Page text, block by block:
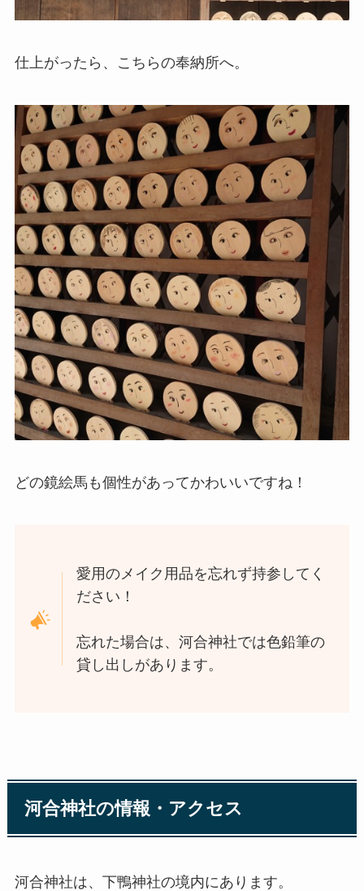
仕上がったら、こちらの奉納所へ。
どの鏡絵馬も個性があってかわいいですね！
愛用のメイク用品を忘れず持参してく
ださい！
忘れた場合は、河合神社では色鉛筆の
貸し出しがあります。
河合神社の情報・アクセス
河合神社は、下鴨神社の境内にあります。